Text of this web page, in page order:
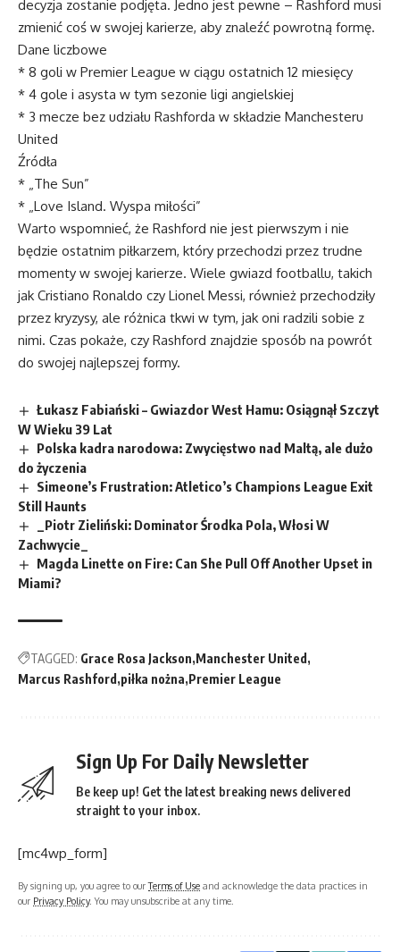
decyzja zostanie podjęta. Jedno jest pewne – Rashford musi
zmienić coś w swojej karierze, aby znaleźć powrotną formę.
Dane liczbowe
* 8 goli w Premier League w ciągu ostatnich 12 miesięcy
* 4 gole i asysta w tym sezonie ligi angielskiej
* 3 mecze bez udziału Rashforda w składzie Manchesteru
United
Źródła
* „The Sun”
* „Love Island. Wyspa miłości”
Warto wspomnieć, że Rashford nie jest pierwszym i nie
będzie ostatnim piłkarzem, który przechodzi przez trudne
momenty w swojej karierze. Wiele gwiazd footballu, takich
jak Cristiano Ronaldo czy Lionel Messi, również przechodziły
przez kryzysy, ale różnica tkwi w tym, jak oni radzili sobie z
nimi. Czas pokaże, czy Rashford znajdzie sposób na powrót
do swojej najlepszej formy.
Łukasz Fabiański – Gwiazdor West Hamu: Osiągnął Szczyt
W Wieku 39 Lat
Polska kadra narodowa: Zwycięstwo nad Maltą, ale dużo
do życzenia
Simeone’s Frustration: Atletico’s Champions League Exit
Still Haunts
_Piotr Zieliński: Dominator Środka Pola, Włosi W
Zachwycie_
Magda Linette on Fire: Can She Pull Off Another Upset in
Miami?
TAGGED: Grace Rosa Jackson Manchester United
Marcus Rashford piłka nożna Premier League
Sign Up For Daily Newsletter
Be keep up! Get the latest breaking news delivered
straight to your inbox.
[mc4wp_form]
By signing up, you agree to ourTerms of Use and acknowledge the data practices in
our Privacy Policy. You may unsubscribe at any time.